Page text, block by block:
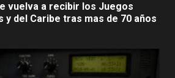
vuelva a recibir los Juegos
y del Caribe tras mas de 70 años